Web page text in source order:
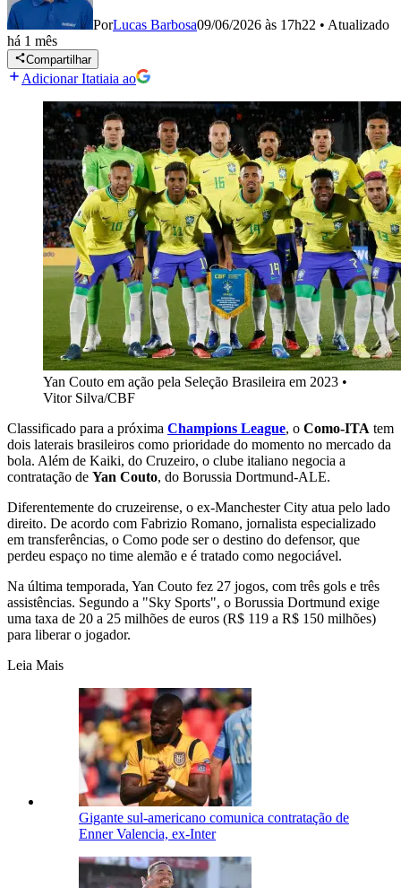
PorLucas Barbosa09/06/2026 às 17h22 • Atualizado
há 1 mês
Compartilhar
Adicionar Itatiaia ao
Yan Couto em ação pela Seleção Brasileira em 2023 •
Vitor Silva/CBF
Classificado para a próxima Champions League, o Como-ITA tem
dois laterais brasileiros como prioridade do momento no mercado da
bola. Além de Kaiki, do Cruzeiro, o clube italiano negocia a
contratação de Yan Couto, do Borussia Dortmund-ALE.
Diferentemente do cruzeirense, o ex-Manchester City atua pelo lado
direito. De acordo com Fabrizio Romano, jornalista especializado
em transferências, o Como pode ser o destino do defensor, que
perdeu espaço no time alemão e é tratado como negociável.
Na última temporada, Yan Couto fez 27 jogos, com três gols e três
assistências. Segundo a "Sky Sports", o Borussia Dortmund exige
uma taxa de 20 a 25 milhões de euros (R$ 119 a R$ 150 milhões)
para liberar o jogador.
Leia Mais
Gigante sul-americano comunica contratação de
Enner Valencia, ex-Inter